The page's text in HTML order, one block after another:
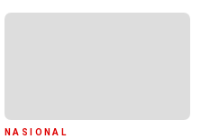
NASIONAL